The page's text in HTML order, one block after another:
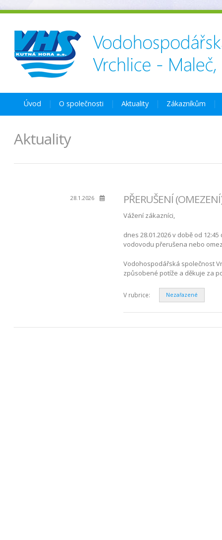
Úvod O společnosti Aktuality Zákazníkům
Aktuality
28.1.2026 PŘERUŠENÍ
Vážení zákazníci,
dnes 28.01.2026 v době od
vodovodu přerušena nebo
Vodohospodářská společnost
způsobené potíže a děkuje za
V rubrice: Nezařazené